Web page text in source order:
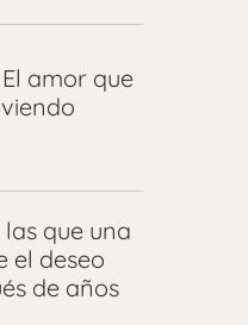
amor que
que una
el deseo
de años